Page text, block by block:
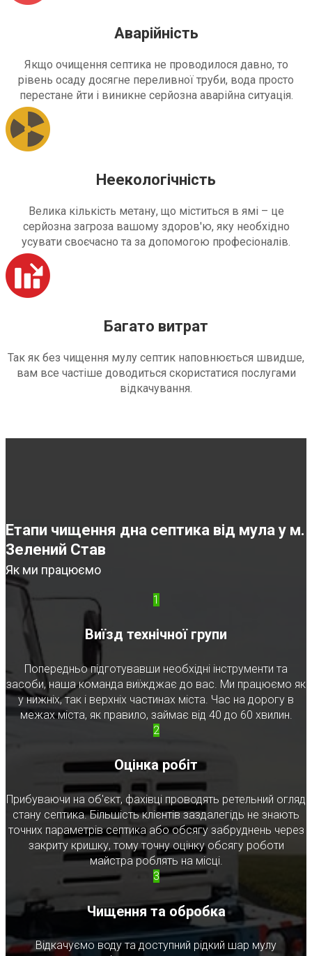
Аварійність
Якщо очищення септика не проводилося давно, то
рівень осаду досягне переливної труби, вода просто
перестане йти і виникне серйозна аварійна ситуація.
Неекологічність
Велика кількість метану, що міститься в ямі – це
серйозна загроза вашому здоров'ю, яку необхідно
усувати своєчасно та за допомогою професіоналів.
Багато витрат
Так як без чищення мулу септик наповнюється швидше,
вам все частіше доводиться скористатися послугами
відкачування.
Етапи чищення дна септика від мула у м.
Зелений Став
Як ми працюємо
1
Виїзд технічної групи
Попередньо підготувавши необхідні інструменти та
засоби, наша команда виїжджає до вас. Ми працюємо як
у нижніх, так і верхніх частинах міста. Час на дорогу в
межах міста, як правило, займає від 40 до 60 хвилин.
2
Оцінка робіт
Прибуваючи на об'єкт, фахівці проводять ретельний огляд
стану септика. Більшість клієнтів заздалегідь не знають
точних параметрів септика або обсягу забруднень через
закриту кришку, тому точну оцінку обсягу роботи
майстра роблять на місці.
3
Чищення та обробка
Відкачуємо воду та доступний рідкий шар мулу